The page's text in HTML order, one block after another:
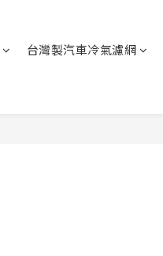
台灣製汽車冷氣濾網